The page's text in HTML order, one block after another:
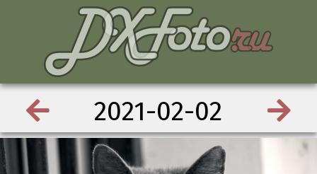
2021-02-02